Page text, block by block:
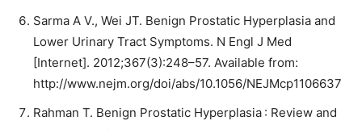
Sarma A V., Wei JT. Benign Prostatic Hyperplasia and
Lower Urinary Tract Symptoms. N Engl J Med
[Internet]. 2012;367(3):248–57. Available from:
http://www.nejm.org/doi/abs/10.1056/NEJMcp1106637
Rahman T. Benign Prostatic Hyperplasia : Review and